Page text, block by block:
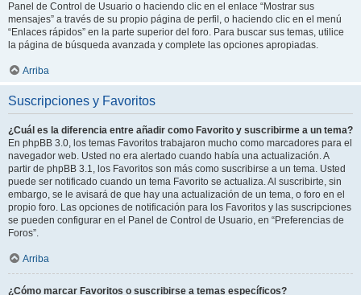
Panel de Control de Usuario o haciendo clic en el enlace “Mostrar sus
mensajes” a través de su propio página de perfil, o haciendo clic en el menú
“Enlaces rápidos” en la parte superior del foro. Para buscar sus temas, utilice
la página de búsqueda avanzada y complete las opciones apropiadas.
Arriba
Suscripciones y Favoritos
¿Cuál es la diferencia entre añadir como Favorito y suscribirme a un tema?
En phpBB 3.0, los temas Favoritos trabajaron mucho como marcadores para el
navegador web. Usted no era alertado cuando había una actualización. A
partir de phpBB 3.1, los Favoritos son más como suscribirse a un tema. Usted
puede ser notificado cuando un tema Favorito se actualiza. Al suscribirte, sin
embargo, se le avisará de que hay una actualización de un tema, o foro en el
propio foro. Las opciones de notificación para los Favoritos y las suscripciones
se pueden configurar en el Panel de Control de Usuario, en “Preferencias de
Foros”.
Arriba
¿Cómo marcar Favoritos o suscribirse a temas específicos?